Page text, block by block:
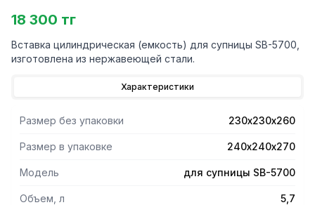
18 300 тг
Вставка цилиндрическая (емкость) для супницы SB-5700,
изготовлена из нержавеющей стали.
Характеристики
Размер без упаковки 230х230х260
Размер в упаковке 240х240х270
Модель для супницы SB-5700
Объем, л 5,7